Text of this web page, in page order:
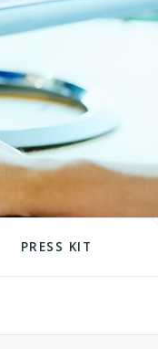
PRESS KIT